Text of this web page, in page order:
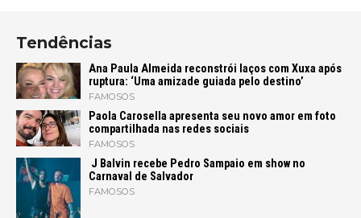
Tendências
Ana Paula Almeida reconstrói laços com Xuxa após
ruptura: ‘Uma amizade guiada pelo destino’
FAMOSOS
Paola Carosella apresenta seu novo amor em foto
compartilhada nas redes sociais
FAMOSOS
J Balvin recebe Pedro Sampaio em show no
Carnaval de Salvador
FAMOSOS